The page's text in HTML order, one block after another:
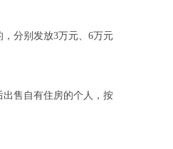
分别发放3万元、6万元
售自有住房的个人，按